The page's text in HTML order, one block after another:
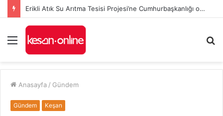
Erikli Atık Su Arıtma Tesisi Projesi’ne Cumhurbaşkanlığı onayı
Menü
...
Anasayfa / Gündem
Gündem Keşan